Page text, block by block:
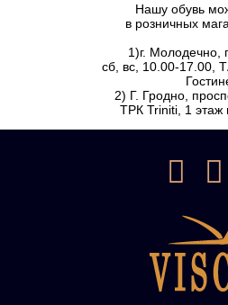
Нашу обувь
в розничных
1)г. Молодечно,
сб, вс, 10.00-17.00,
2) Г. Гродно,
ТРК Triniti, 1 этаж